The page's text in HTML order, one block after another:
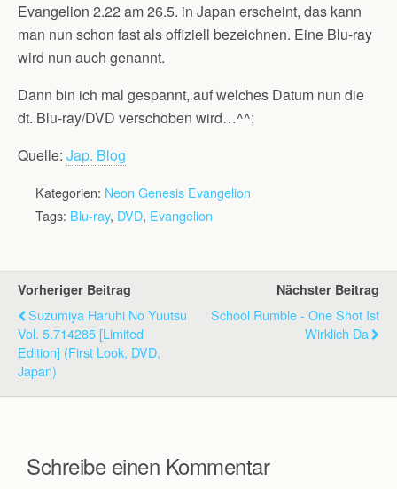
Evangelion 2.22 am 26.5. in Japan erscheint, das kann
man nun schon fast als offiziell bezeichnen. Eine Blu-ray
wird nun auch genannt.
Dann bin ich mal gespannt, auf welches Datum nun die
dt. Blu-ray/DVD verschoben wird…^^;
Quelle: Jap. Blog
Kategorien: Neon Genesis Evangelion
Tags: Blu-ray, DVD, Evangelion
Vorheriger Beitrag
Suzumiya Haruhi No Yuutsu
Vol. 5.714285 [Limited
Edition] (First Look, DVD,
Japan)
Nächster Beitrag
School Rumble - One Shot Ist
Wirklich Da
Schreibe einen Kommentar